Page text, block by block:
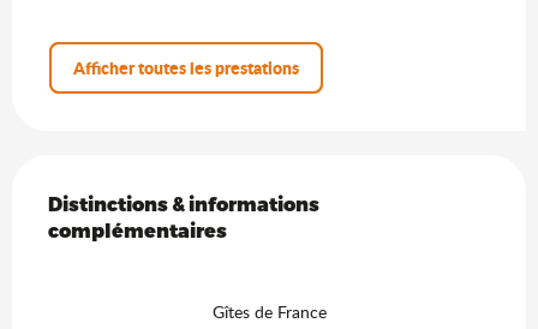
Afficher toutes les prestations
Distinctions & informations complémentaires
Distinctions & informations
complémentaires
Gîtes de France